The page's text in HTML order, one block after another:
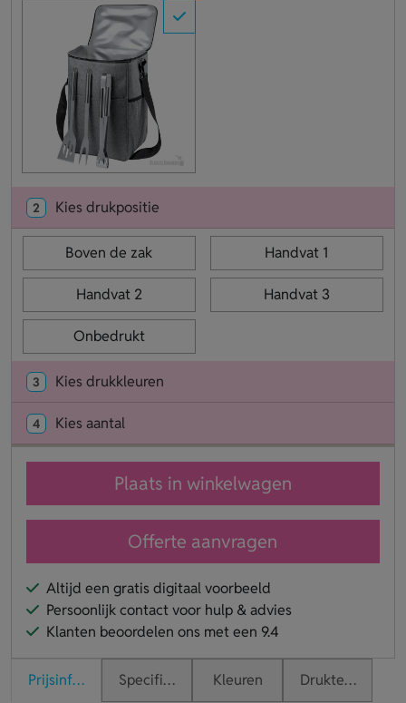
2 Kies drukpositie
Boven de zak Handvat 1
Handvat 2 Handvat 3
Onbedrukt
3 Kies drukkleuren
4 Kies aantal
Plaats in winkelwagen
Offerte aanvragen
Altijd een gratis digitaal voorbeeld
Persoonlijk contact voor hulp & advies
Klanten beoordelen ons met een 9.4
PrijsinformatieSpecificaties Kleuren Druktechnieken